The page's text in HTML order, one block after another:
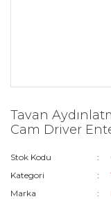
Tavan
Cam Driver
Stok Kodu
Kategori
Marka